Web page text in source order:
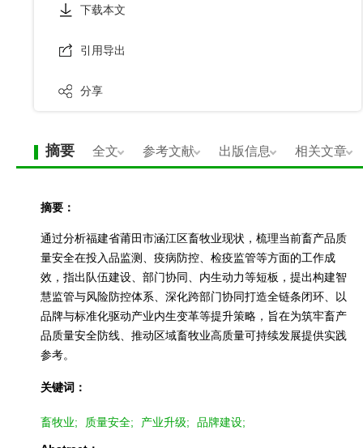
下载本文
引用导出
分享
摘要 全文 参考文献 出版信息 相关文章
摘要：
通过分析福建省莆田市涵江区畜牧业现状，梳理当前畜产品质
量安全在投入品监测、疫病防控、检疫监管等方面的工作成
效，指出队伍建设、部门协同、内生动力等短板，提出构建智
慧监管与风险防控体系、深化跨部门协同打造全链条闭环、以
品牌与标准化驱动产业内生变革等提升策略，旨在为筑牢畜产
品质量安全防线、推动区域畜牧业高质量可持续发展提供实践
参考。
关键词：
畜牧业; 质量安全; 产业升级; 品牌建设;